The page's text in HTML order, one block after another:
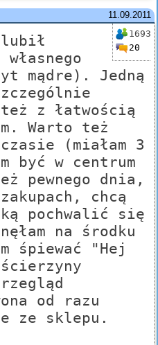
11.09.2011
1693
20
mądre). Jedną
z łatwością
Warto też
(miałam 3
być w centrum
pewnego dnia,
chcą
pochwalić się
na środku
śpiewać "Hej
od razu
ze sklepu.